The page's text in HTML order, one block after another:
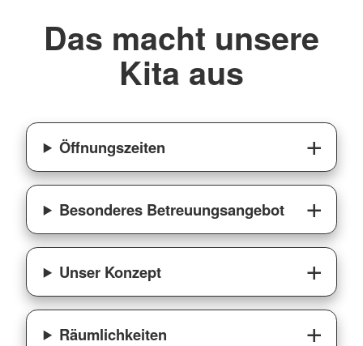
Das macht unsere
Kita aus
Öffnungszeiten
Besonderes Betreuungsangebot
Unser Konzept
Räumlichkeiten